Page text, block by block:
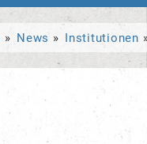
News Institutionen